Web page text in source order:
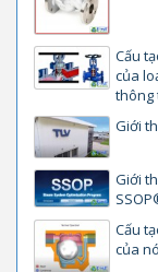
Cấu
của
thông
Giới
Giới
Cấu
của nó